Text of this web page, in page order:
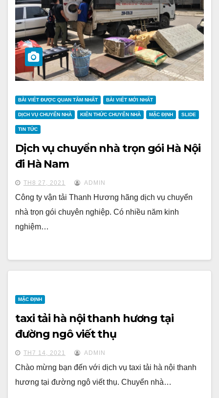
BÀI VIẾT ĐƯỢC QUAN TÂM NHẤT BÀI VIẾT MỚI NHẤT
DỊCH VỤ CHUYỂN NHÀ KIẾN THỨC CHUYỂN NHÀ MẶC ĐỊNH SLIDE
TIN TỨC
Dịch vụ chuyển nhà trọn gói Hà Nội
đi Hà Nam
TH8 27, 2021 ADMIN
Công ty vận tải Thanh Hương hãng dịch vụ chuyển
nhà trọn gói chuyên nghiệp. Có nhiều năm kinh
nghiệm…
MẶC ĐỊNH
taxi tải hà nội thanh hương tại
đường ngô viết thụ
TH7 14, 2021 ADMIN
Chào mừng bạn đến với dịch vụ taxi tải hà nội thanh
hương tại đường ngô viết thụ. Chuyển nhà…